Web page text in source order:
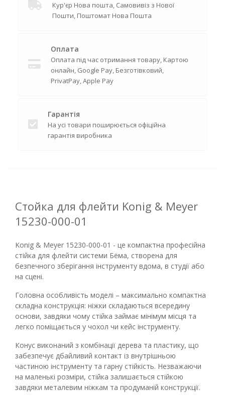
Кур'єр Нова пошта, Самовивіз з Нової
Пошти, Поштомат Нова Пошта
Оплата
Оплата під час отримання товару, Картою
онлайн, Google Pay, Безготівковий,
PrivatPay, Apple Pay
Гарантія
На усі товари поширюється офіційна
гарантія виробника
Стойка для флейти Konig & Meyer
15230-000-01
Konig & Meyer 15230-000-01 - це компактна професійна
стійка для флейти системи Бёма, створена для
безпечного зберігання інструменту вдома, в студії або
на сцені.
Головна особливість моделі – максимально компактна
складна конструкція: ніжки складаються всередину
основи, завдяки чому стійка займає мінімум місця та
легко поміщається у чохол чи кейс інструменту.
Конус виконаний з комбінації дерева та пластику, що
забезпечує дбайливий контакт із внутрішньою
частиною інструменту та гарну стійкість. Незважаючи
на маленькі розміри, стійка залишається стійкою
завдяки металевим ніжкам та продуманій конструкції.